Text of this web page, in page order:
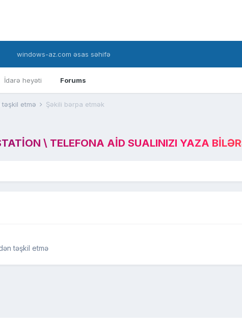
İdarə heyəti Forums
windows-az.com əsas səhifə
təşkil etmə Şəkili bərpa etmək
\ TELEFONA AID SUALINIZI YAZA
təşkil etmə